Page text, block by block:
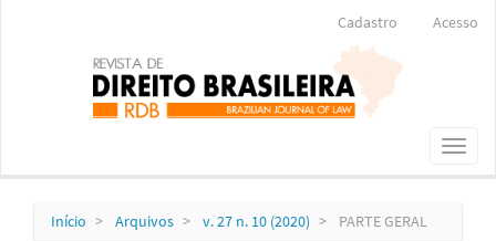
Conteúdo
principal
Cadastro Acesso
Toggle
Início Arquivos v. 27 n. 10 (2020) PARTE GERAL